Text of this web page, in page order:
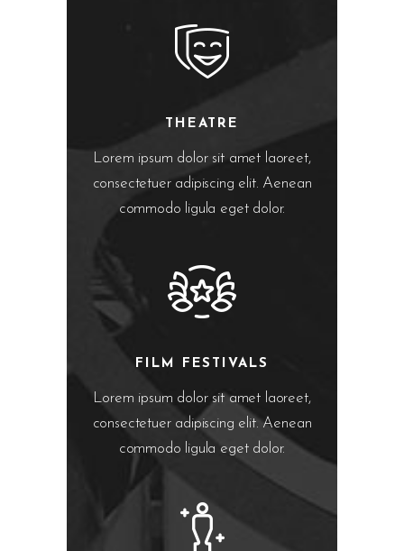
THEATRE
Lorem ipsum dolor sit amet laoreet,
consectetuer adipiscing elit. Aenean
commodo ligula eget dolor.
FILM FESTIVALS
Lorem ipsum dolor sit amet laoreet,
consectetuer adipiscing elit. Aenean
commodo ligula eget dolor.